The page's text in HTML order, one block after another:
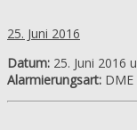
25. Juni 2016
Datum: 25. Juni 2016
Alarmierungsart: DME